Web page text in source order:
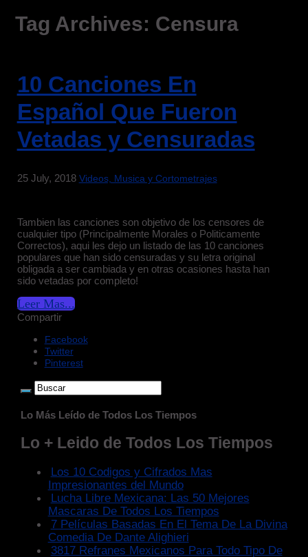
Tag Archives: Censura
10 Canciones En
Español Que Fueron
Vetadas y Censuradas
25 July, 2018 Videos, Musica y Cortometrajes
Tambien las canciones son objetivo de los censores de
cualquier tipo (Principalmente Morales o Politicamente
Correctos), aqui les dejo un listado de las 10 canciones
populares que han sido censuradas y su letra original
obligada a ser cambiada y en otras ocasiones hasta han
sido vetadas por completo!
Leer Mas...
Compartir
Facebook
Twitter
Pinterest
Lo Más Leído de Todos Los Tiempos
Lo + Leido de Todos Los Tiempos
Los 10 Codigos y Cifrados Mas
Impresionantes del Mundo
Lucha Libre Mexicana: Las 50 Mejores
Mascaras De Todos Los Tiempos
7 Películas Basadas En El Tema De La Divina
Comedia De Dante Alighieri
3817 Refranes Mexicanos Para Todo Tipo De